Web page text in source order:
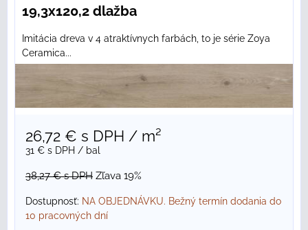
19,3x120,2 dlažba
Imitácia dreva v 4 atraktívnych farbách, to je série Zoya
Ceramica...
26,72 € s DPH / m²
31 € s DPH / bal
38,27 €s DPH Zľava 19%
Dostupnosť: NA OBJEDNÁVKU. Bežný termín dodania do
10 pracovných dní